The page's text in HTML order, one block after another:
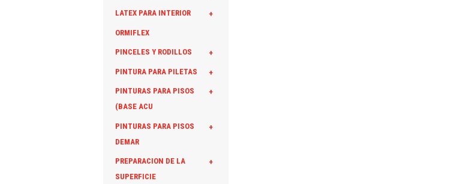
+
LATEX PARA INTERIOR
ORMIFLEX
+
PINCELES Y RODILLOS
+
PINTURA PARA PILETAS
+
PINTURAS PARA PISOS
(BASE ACU
+
PINTURAS PARA PISOS
DEMAR
+
PREPARACION DE LA
SUPERFICIE